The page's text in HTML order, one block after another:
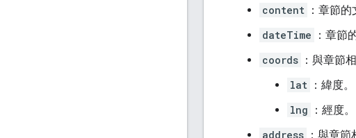
content ：章節的
dateTime
：章節
coords ：與章節
lat ：緯度。
lng
：經度。
address ：與章節